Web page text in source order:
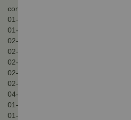
componentes incluídos na embalagem:
01- código: Kit evo 2m 9157
01- trilho 2 metros rm-247
02- roldanas
02- amortecedor
02- pescador
02- tampa de acabamento lateral
02- suporte menor rms-025
04- suporte maior rms-027
01- pino guia inferior
01- kit de fixação